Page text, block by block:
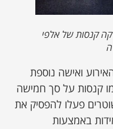
קנסות של אלפי
ואישה נוספת
קנסות על סך חמישה
פעלו להפסיק את
באמצעות